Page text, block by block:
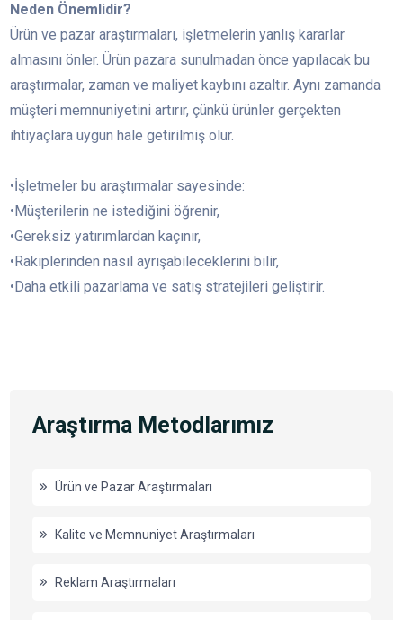
Neden Önemlidir?
Ürün ve pazar araştırmaları, işletmelerin yanlış kararlar
almasını önler. Ürün pazara sunulmadan önce yapılacak bu
araştırmalar, zaman ve maliyet kaybını azaltır. Aynı zamanda
müşteri memnuniyetini artırır, çünkü ürünler gerçekten
ihtiyaçlara uygun hale getirilmiş olur.
•İşletmeler bu araştırmalar sayesinde:
•Müşterilerin ne istediğini öğrenir,
•Gereksiz yatırımlardan kaçınır,
•Rakiplerinden nasıl ayrışabileceklerini bilir,
•Daha etkili pazarlama ve satış stratejileri geliştirir.
Araştırma Metodlarımız
Ürün ve Pazar Araştırmaları
Kalite ve Memnuniyet Araştırmaları
Reklam Araştırmaları